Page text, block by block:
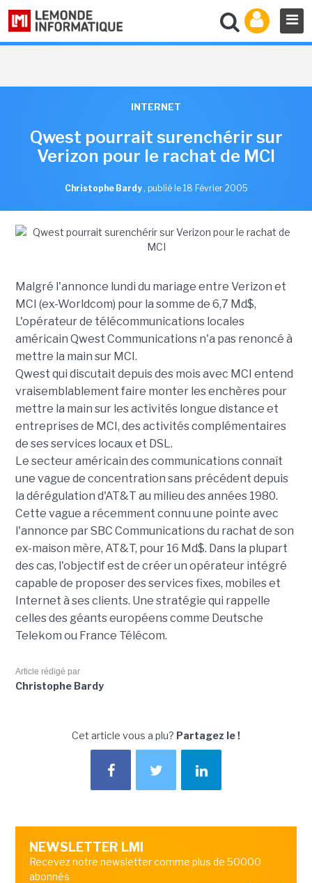
INTERNET
Qwest pourrait surenchérir sur
Verizon pour le rachat de MCI
Christophe Bardy , publié le 18 Février 2005
Malgré l'annonce lundi du mariage entre Verizon et
MCI (ex-Worldcom) pour la somme de 6,7 Md$,
L'opérateur de télécommunications locales
américain Qwest Communications n'a pas renoncé à
mettre la main sur MCI.
Qwest qui discutait depuis des mois avec MCI entend
vraisemblablement faire monter les enchères pour
mettre la main sur les activités longue distance et
entreprises de MCI, des activités complémentaires
de ses services locaux et DSL.
Le secteur américain des communications connaît
une vague de concentration sans précédent depuis
la dérégulation d'AT&T au milieu des années 1980.
Cette vague a récemment connu une pointe avec
l'annonce par SBC Communications du rachat de son
ex-maison mère, AT&T, pour 16 Md$. Dans la plupart
des cas, l'objectif est de créer un opérateur intégré
capable de proposer des services fixes, mobiles et
Internet à ses clients. Une stratégie qui rappelle
celles des géants européens comme Deutsche
Telekom ou France Télécom.
Article rédigé par
Christophe Bardy
Cet article vous a plu? Partagez le !
NEWSLETTER LMI
Recevez notre newsletter comme plus de 50000
abonnés